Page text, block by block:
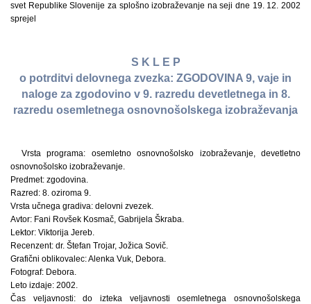
svet Republike Slovenije za splošno izobraževanje na seji dne 19. 12. 2002
sprejel
S K L E P
o potrditvi delovnega zvezka: ZGODOVINA 9, vaje in
naloge za zgodovino v 9. razredu devetletnega in 8.
razredu osemletnega osnovnošolskega izobraževanja
Vrsta programa: osemletno osnovnošolsko izobraževanje, devetletno
osnovnošolsko izobraževanje.
Predmet: zgodovina.
Razred: 8. oziroma 9.
Vrsta učnega gradiva: delovni zvezek.
Avtor: Fani Rovšek Kosmač, Gabrijela Škraba.
Lektor: Viktorija Jereb.
Recenzent: dr. Štefan Trojar, Jožica Sovič.
Grafični oblikovalec: Alenka Vuk, Debora.
Fotograf: Debora.
Leto izdaje: 2002.
Čas veljavnosti: do izteka veljavnosti osemletnega osnovnošolskega